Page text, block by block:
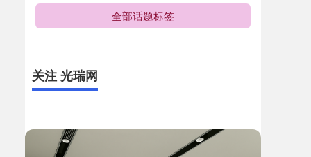
全部话题标签
关注 光瑞网